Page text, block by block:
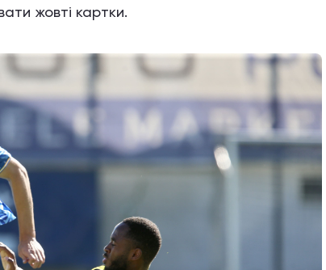
жовті картки.